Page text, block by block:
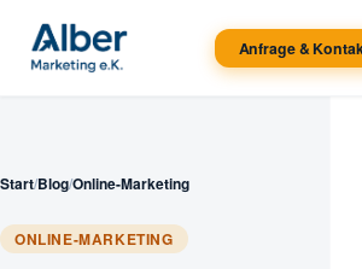
Anfrage &
Start/Blog/Online-Marketing
ONLINE-MARKETING